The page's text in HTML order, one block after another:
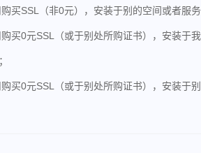
买SSL（非0元），安装于别的空间或者服
买0元SSL（或于别处所购证书），安装于
；
买0元SSL（或于别处所购证书），安装于别